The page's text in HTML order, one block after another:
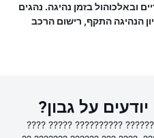
ובאלכוהול בזמן נהיגה. נהגים
הנהיגה התקף, רישום הרכב
על גבון?
?????? ???????? ????? ??